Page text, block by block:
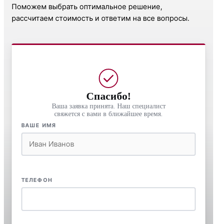
Поможем выбрать оптимальное решение,
рассчитаем стоимость и ответим на все вопросы.
Спасибо!
Ваша заявка принята. Наш специалист
свяжется с вами в ближайшее время.
ВАШЕ ИМЯ
ТЕЛЕФОН